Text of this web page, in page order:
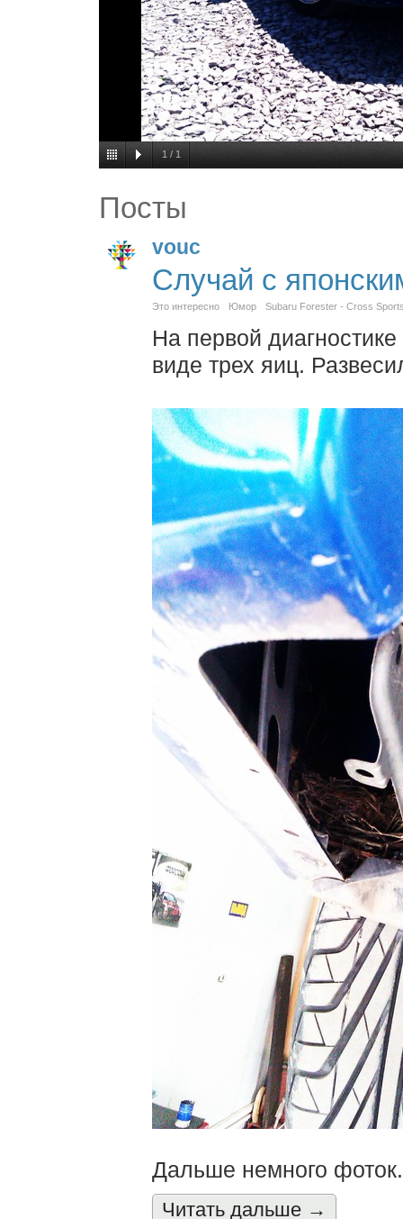
1 / 1
Посты
vouc
Случай с
Это интересно Юмор Subaru Forester - Cross
На первой
виде трех яиц.
Дальше немного
Читать дальшe →